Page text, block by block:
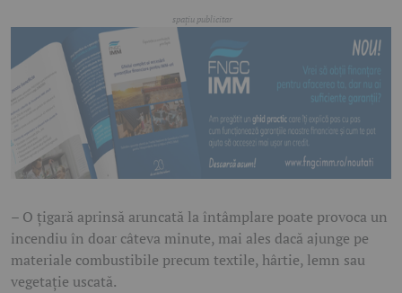
– O țigară aprinsă aruncată la întâmplare poate provoca un
incendiu în doar câteva minute, mai ales dacă ajunge pe
materiale combustibile precum textile, hârtie, lemn sau
vegetație uscată.